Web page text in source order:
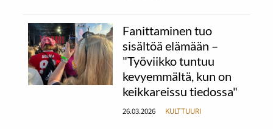
Fanittaminen tuo
sisältöä elämään –
"Työviikko tuntuu
kevyemmältä, kun on
keikkareissu tiedossa"
26.03.2026 KULTTUURI